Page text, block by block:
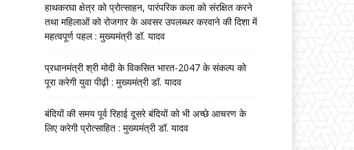
हाथकरघा क्षेत्र को प्रोत्साहन, पारंपरिक कला को संरक्षित करने
तथा महिलाओं को रोजगार के अवसर उपलब्धर करवाने की दिशा में
महत्वपूर्ण पहल : मुख्यमंत्री डॉ. यादव
प्रधानमंत्री श्री मोदी के विकसित भारत-2047 के संकल्प को
पूरा करेगी युवा पीढ़ी : मुख्यमंत्री डॉ. यादव
बंदियों की समय पूर्व रिहाई दूसरे बंदियों को भी अच्छे आचरण के
लिए करेगी प्रोत्साहित : मुख्यमंत्री डॉ. यादव